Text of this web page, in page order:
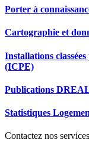
Porter à
Cartographie et
Installations
(ICPE)
Publications
Statistiques
Contactez nos services